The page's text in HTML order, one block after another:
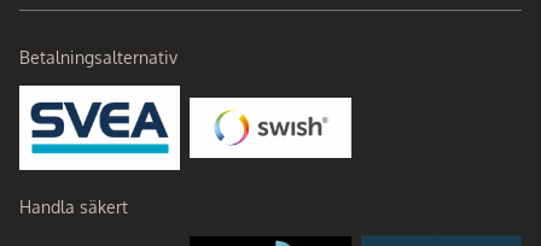
Betalningsalternativ
Handla säkert